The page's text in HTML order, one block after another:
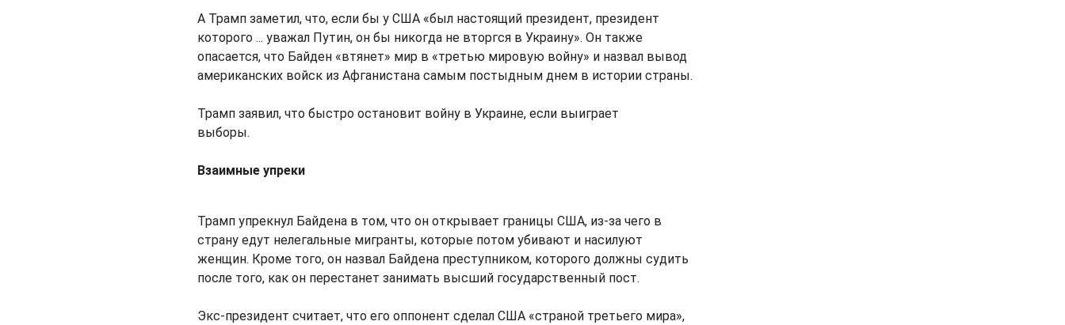
А Трамп заметил, что, если бы у США «был настоящий президент, президент
которого ... уважал Путин, он бы никогда не вторгся в Украину». Он также
опасается, что Байден «втянет» мир в «третью мировую войну» и назвал вывод
американских войск из Афганистана самым постыдным днем в истории страны.
Трамп заявил, что быстро остановит войну в Украине, если выиграет
выборы.
Взаимные упреки
Трамп упрекнул Байдена в том, что он открывает границы США, из-за чего в
страну едут нелегальные мигранты, которые потом убивают и насилуют
женщин. Кроме того, он назвал Байдена преступником, которого должны судить
после того, как он перестанет занимать высший государственный пост.
Экс-президент считает, что его оппонент сделал США «страной третьего мира»,